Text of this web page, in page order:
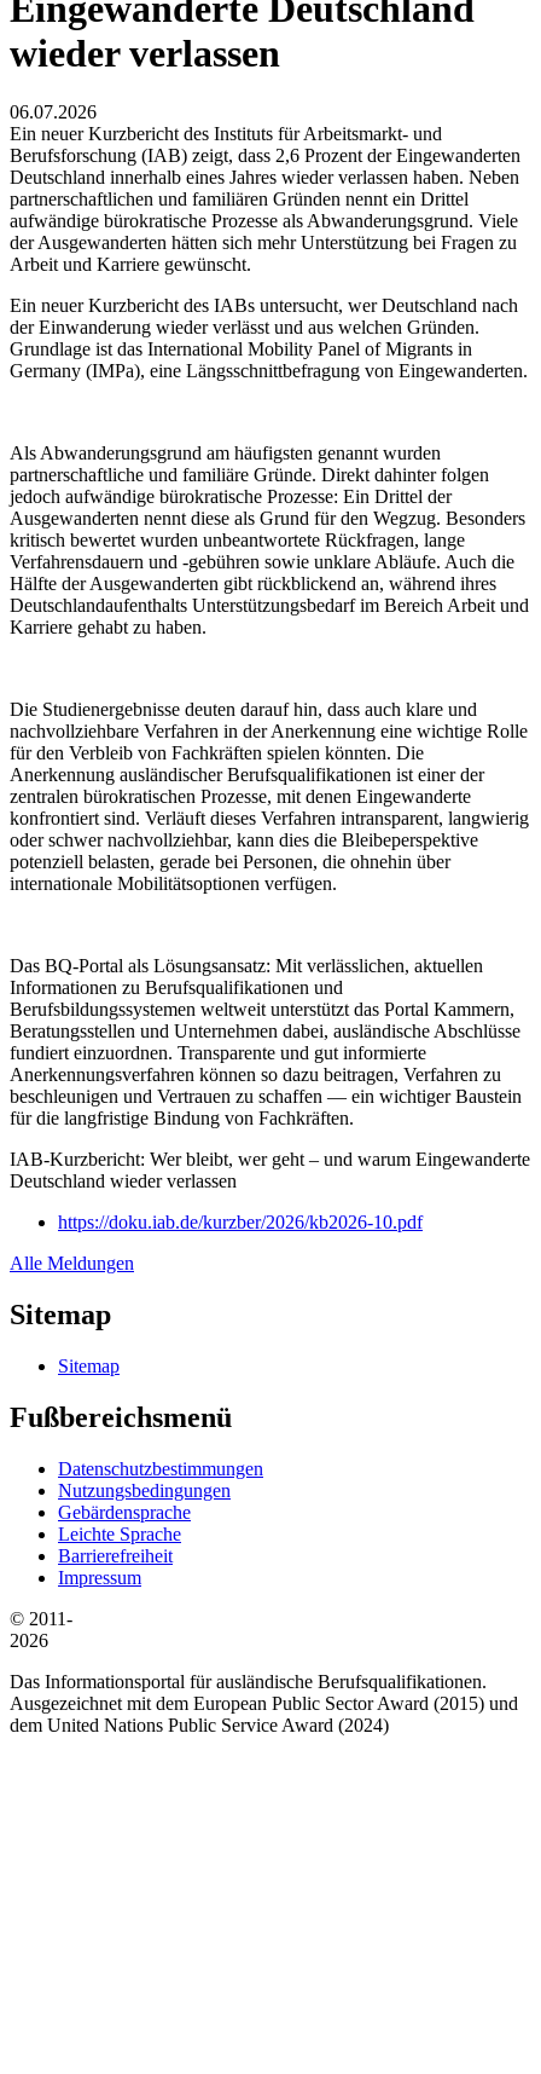
wieder verlassen
06.07.2026
Ein neuer Kurzbericht des Instituts für Arbeitsmarkt- und
Berufsforschung (IAB) zeigt, dass 2,6 Prozent der Eingewanderten
Deutschland innerhalb eines Jahres wieder verlassen haben. Neben
partnerschaftlichen und familiären Gründen nennt ein Drittel
aufwändige bürokratische Prozesse als Abwanderungsgrund. Viele
der Ausgewanderten hätten sich mehr Unterstützung bei Fragen zu
Arbeit und Karriere gewünscht.
Ein neuer Kurzbericht des IABs untersucht, wer Deutschland nach
der Einwanderung wieder verlässt und aus welchen Gründen.
Grundlage ist das International Mobility Panel of Migrants in
Germany (IMPa), eine Längsschnittbefragung von Eingewanderten.
Als Abwanderungsgrund am häufigsten genannt wurden
partnerschaftliche und familiäre Gründe. Direkt dahinter folgen
jedoch aufwändige bürokratische Prozesse: Ein Drittel der
Ausgewanderten nennt diese als Grund für den Wegzug. Besonders
kritisch bewertet wurden unbeantwortete Rückfragen, lange
Verfahrensdauern und -gebühren sowie unklare Abläufe. Auch die
Hälfte der Ausgewanderten gibt rückblickend an, während ihres
Deutschlandaufenthalts Unterstützungsbedarf im Bereich Arbeit und
Karriere gehabt zu haben.
Die Studienergebnisse deuten darauf hin, dass auch klare und
nachvollziehbare Verfahren in der Anerkennung eine wichtige Rolle
für den Verbleib von Fachkräften spielen könnten. Die
Anerkennung ausländischer Berufsqualifikationen ist einer der
zentralen bürokratischen Prozesse, mit denen Eingewanderte
konfrontiert sind. Verläuft dieses Verfahren intransparent, langwierig
oder schwer nachvollziehbar, kann dies die Bleibeperspektive
potenziell belasten, gerade bei Personen, die ohnehin über
internationale Mobilitätsoptionen verfügen.
Das BQ-Portal als Lösungsansatz: Mit verlässlichen, aktuellen
Informationen zu Berufsqualifikationen und
Berufsbildungssystemen weltweit unterstützt das Portal Kammern,
Beratungsstellen und Unternehmen dabei, ausländische Abschlüsse
fundiert einzuordnen. Transparente und gut informierte
Anerkennungsverfahren können so dazu beitragen, Verfahren zu
beschleunigen und Vertrauen zu schaffen — ein wichtiger Baustein
für die langfristige Bindung von Fachkräften.
IAB-Kurzbericht: Wer bleibt, wer geht – und warum Eingewanderte
Deutschland wieder verlassen
https://doku.iab.de/kurzber/2026/kb2026-10.pdf
Alle Meldungen
Sitemap
Sitemap
Fußbereichsmenü
Datenschutzbestimmungen
Nutzungsbedingungen
Gebärdensprache
Leichte Sprache
Barrierefreiheit
Impressum
© 2011-
2026
Das Informationsportal für ausländische Berufsqualifikationen.
Ausgezeichnet mit dem European Public Sector Award (2015) und
dem United Nations Public Service Award (2024)